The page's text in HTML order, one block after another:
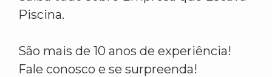
Piscina.
São mais de 10 anos de experiência!
Fale conosco e se surpreenda!